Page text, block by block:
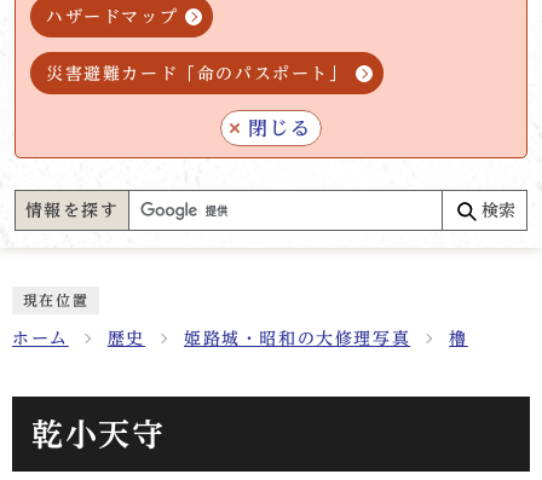
ハザードマップ
災害避難カード「命のパスポート」
閉じる
情報を探す 検索
現在位置
ホーム 歴史 姫路城・昭和の大修理写真 櫓
乾小天守